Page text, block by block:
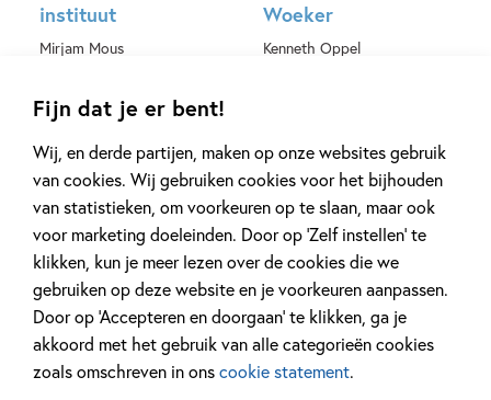
Fijn dat je er bent!
Wij, en derde partijen, maken op onze websites gebruik
van cookies. Wij gebruiken cookies voor het bijhouden
van statistieken, om voorkeuren op te slaan, maar ook
voor marketing doeleinden. Door op ‘Zelf instellen’ te
klikken, kun je meer lezen over de cookies die we
gebruiken op deze website en je voorkeuren aanpassen.
Door op ‘Accepteren en doorgaan’ te klikken, ga je
akkoord met het gebruik van alle categorieën cookies
zoals omschreven in onscookie statement.
instituut
Mirjam Mous
Woeker
Kenneth Oppel
Hoe ik nu leef
20,99
De woordsmid
11,99